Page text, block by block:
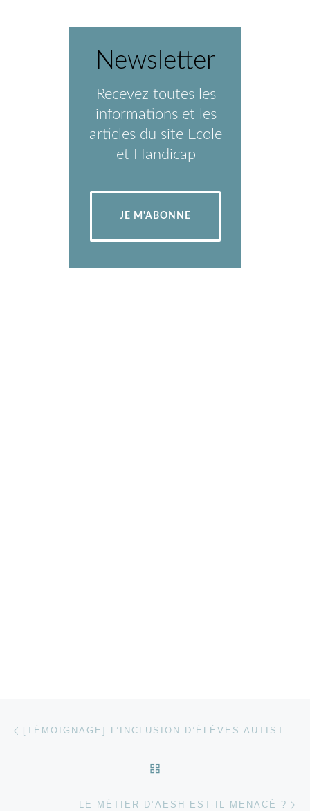
Newsletter
Recevez toutes les
informations et les
articles du site Ecole
et Handicap
JE M'ABONNE
Parcourir les articles [TÉMOIGNAGE] L’INCLUSION D’ÉLÈVES AUTISTES EN BELGIQUE : ANALYSE D’UNE RÉUSSITE
LE MÉTIER D’AESH EST-IL MENACÉ ?